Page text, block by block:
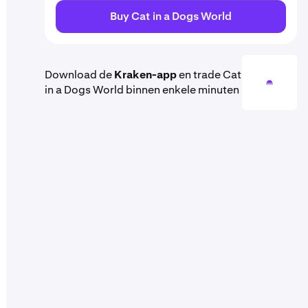
Buy Cat in a Dogs World
Download deKraken-appen trade Cat
in a Dogs World binnen enkele minuten